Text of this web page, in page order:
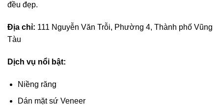
đều đẹp.
Địa chỉ: 111 Nguyễn Văn Trỗi, Phường 4, Thành phố Vũng
Tàu
Dịch vụ nổi bật:
Niềng răng
Dán mặt sứ Veneer